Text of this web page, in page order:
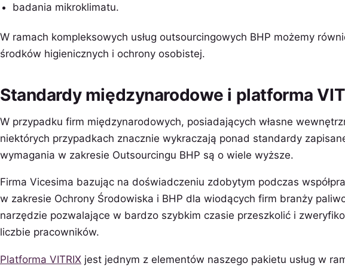
badania mikroklimatu.
W ramach kompleksowych usług outsourcingowych BHP możemy
środków higienicznych i ochrony osobistej.
Standardy międzynarodowe i platforma
W przypadku firm międzynarodowych, posiadających własne
niektórych przypadkach znacznie wykraczają ponad standardy
wymagania w zakresie Outsourcingu BHP są o wiele wyższe.
Firma Vicesima bazując na doświadczeniu zdobytym podczas
w zakresie Ochrony Środowiska i BHP dla wiodących firm branży
narzędzie pozwalające w bardzo szybkim czasie przeszkolić i
liczbie pracowników.
Platforma VITRIX jest jednym z elementów naszego pakietu usług w